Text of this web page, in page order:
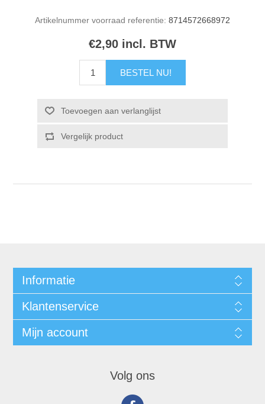
Artikelnummer voorraad referentie: 8714572668972
€2,90 incl. BTW
Informatie
Klantenservice
Mijn account
Volg ons